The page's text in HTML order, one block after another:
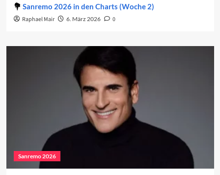
Sanremo 2026 in den Charts (Woche 2)
Raphael Mair 6. März 2026 0
Sanremo 2026